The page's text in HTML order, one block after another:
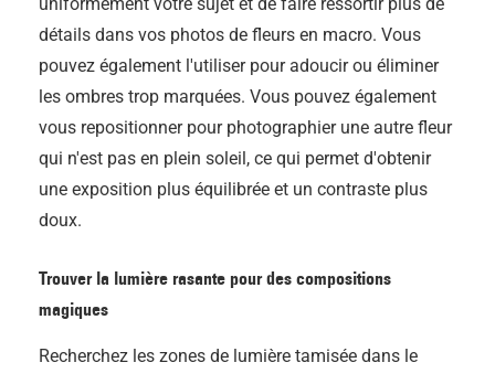
détails dans vos photos de fleurs en macro. Vous
pouvez également l'utiliser pour adoucir ou éliminer
les ombres trop marquées. Vous pouvez également
vous repositionner pour photographier une autre fleur
qui n'est pas en plein soleil, ce qui permet d'obtenir
une exposition plus équilibrée et un contraste plus
doux.
Trouver la lumière rasante pour des compositions
magiques
Recherchez les zones de lumière tamisée dans le